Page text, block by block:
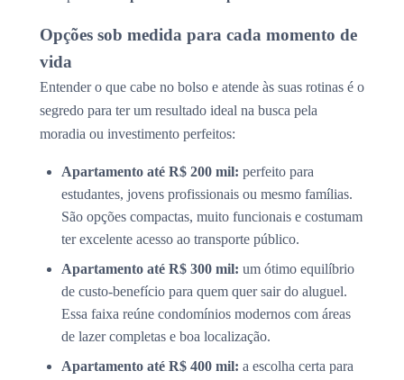
Opções sob medida para cada momento de
vida
Entender o que cabe no bolso e atende às suas rotinas é o
segredo para ter um resultado ideal na busca pela
moradia ou investimento perfeitos:
Apartamento até R$ 200 mil: perfeito para
estudantes, jovens profissionais ou mesmo famílias.
São opções compactas, muito funcionais e costumam
ter excelente acesso ao transporte público.
Apartamento até R$ 300 mil: um ótimo equilíbrio
de custo-benefício para quem quer sair do aluguel.
Essa faixa reúne condomínios modernos com áreas
de lazer completas e boa localização.
Apartamento até R$ 400 mil: a escolha certa para